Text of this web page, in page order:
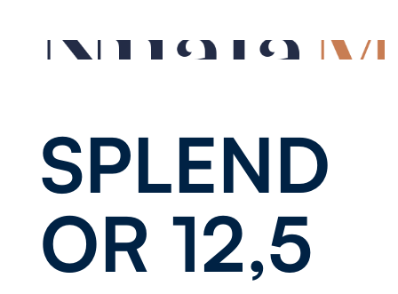
SPLEND
OR 12,5